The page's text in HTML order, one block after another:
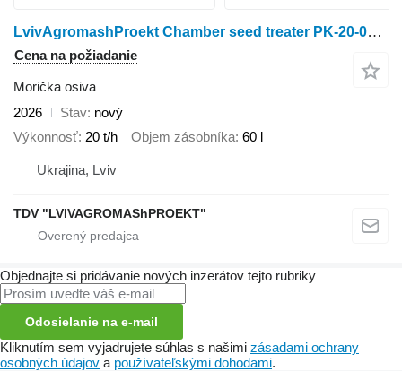
LvivAgromashProekt Chamber seed treater PK-20-02 “Super” (P)
Cena na požiadanie
Morička osiva
2026
Stav nový
Výkonnosť 20 t/h Objem zásobníka 60 l
Ukrajina, Lviv
TDV "LVIVAGROMAShPROEKT"
Objednajte si pridávanie nových inzerátov tejto rubriky
Odosielanie na e-mail
Kliknutím sem vyjadrujete súhlas s našimi zásadami ochrany
osobných údajov a používateľskými dohodami.